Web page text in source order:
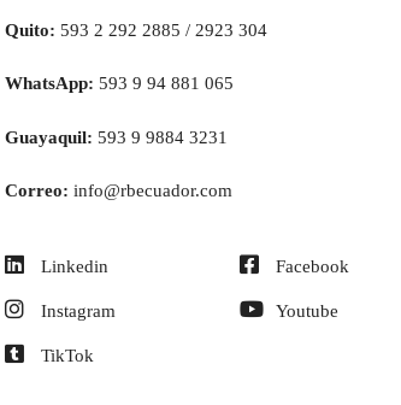
Quito: 593 2 292 2885 / 2923 304
WhatsApp: 593 9 94 881 065
Guayaquil: 593 9 9884 3231
Correo: info@rbecuador.com
Linkedin Facebook
Instagram Youtube
TikTok